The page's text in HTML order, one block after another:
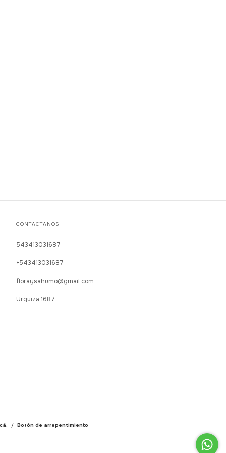
CONTACTANOS
543413031687
+543413031687
floraysahumo@gmail.com
Urquiza 1687
/ Botón de arrepentimiento